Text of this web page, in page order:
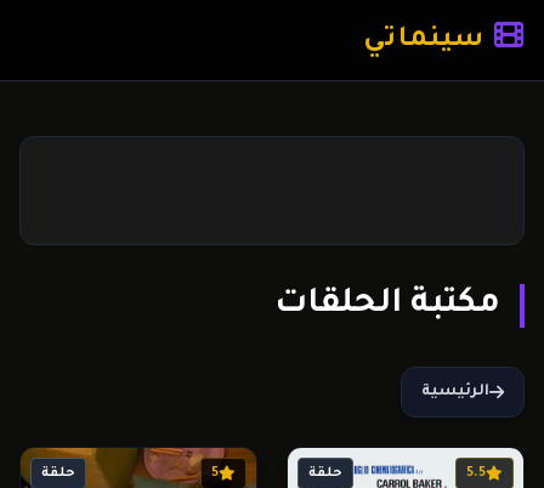
سينماتي
مكتبة الحلقات
الرئيسية
5.5 حلقة 5 حلقة